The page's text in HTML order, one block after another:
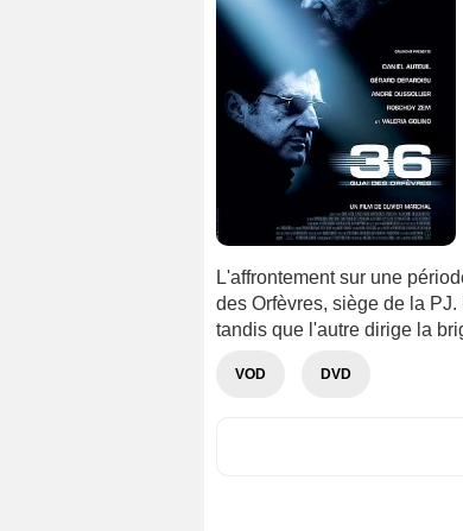
L'affrontement sur une
des Orfèvres, siège de la
tandis que l'autre dirige la
VOD DVD